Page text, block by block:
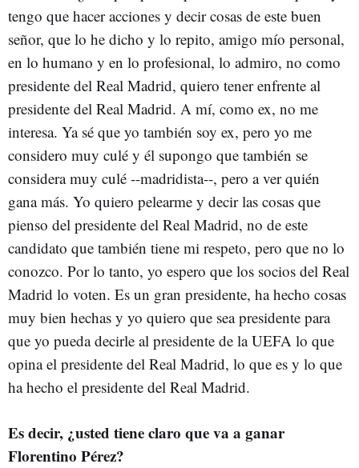
tengo que hacer acciones y decir cosas de este buen
señor, que lo he dicho y lo repito, amigo mío personal,
en lo humano y en lo profesional, lo admiro, no como
presidente del Real Madrid, quiero tener enfrente al
presidente del Real Madrid. A mí, como ex, no me
interesa. Ya sé que yo también soy ex, pero yo me
considero muy culé y él supongo que también se
considera muy culé --madridista--, pero a ver quién
gana más. Yo quiero pelearme y decir las cosas que
pienso del presidente del Real Madrid, no de este
candidato que también tiene mi respeto, pero que no lo
conozco. Por lo tanto, yo espero que los socios del Real
Madrid lo voten. Es un gran presidente, ha hecho cosas
muy bien hechas y yo quiero que sea presidente para
que yo pueda decirle al presidente de la UEFA lo que
opina el presidente del Real Madrid, lo que es y lo que
ha hecho el presidente del Real Madrid.
Es decir, ¿usted tiene claro que va a ganar
Florentino Pérez?